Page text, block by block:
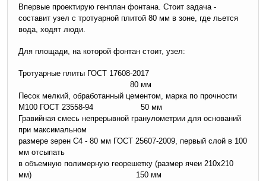
Впервые проектирую генплан фонтана. Стоит задача -
составит узел с тротуарной плитой 80 мм в зоне, где льется
вода, ходят люди.
Для площади, на которой фонтан стоит, узел:
Тротуарные плиты ГОСТ 17608-2017
80 мм
Песок мелкий, обработанный цементом, марка по прочности
М100 ГОСТ 23558-94 50 мм
Гравийная смесь непрерывной гранулометрии для оснований
при максимальном
размере зерен С4 - 80 мм ГОСТ 25607-2009, первый слой в 100
мм отсыпать
в объемную полимерную георешетку (размер ячеи 210х210
мм) 150 мм